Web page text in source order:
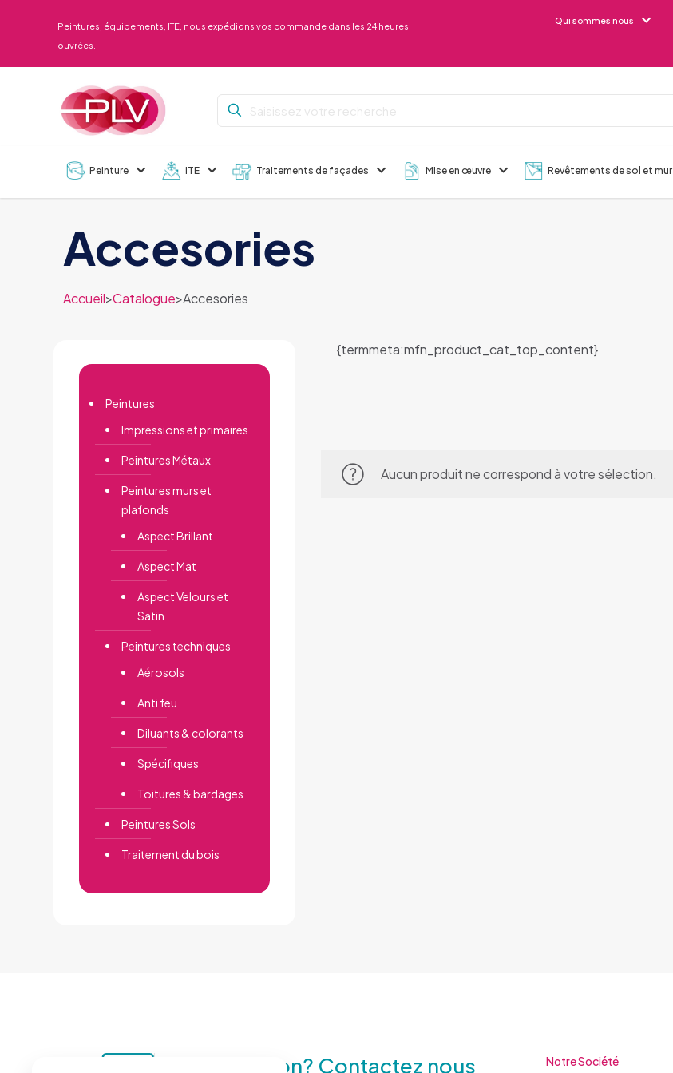
Peintures, équipements, ITE, nous expédions vos commande dans les 24 heures
ouvrées.
Qui sommes nous
Peinture ITE Traitements de façades Mise en œuvre Revêtements de sol et mur
Accesories
Accueil>Catalogue>Accesories
Peintures
Impressions et primaires
Peintures Métaux
Peintures murs et
plafonds
Aspect Brillant
Aspect Mat
Aspect Velours et
Satin
Peintures techniques
Aérosols
Anti feu
Diluants & colorants
Spécifiques
Toitures & bardages
Peintures Sols
Traitement du bois
{termmeta:mfn_product_cat_top_content}
Aucun produit ne correspond à votre sélection.
Une question? Contactez nous Notre Société